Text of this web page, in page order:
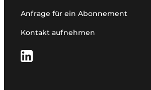
Anfrage für ein Abonnement
Kontakt aufnehmen